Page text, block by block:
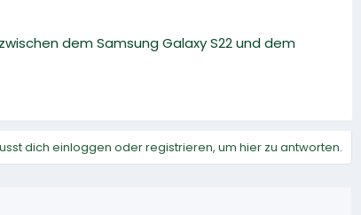
dem Samsung Galaxy S22 und dem
dich einloggen oder registrieren, um hier zu antworten.